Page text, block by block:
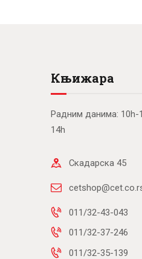
Књижара
Радним данима: 10h-
14h
Скадарска 45
011/32-43-043
011/32-37-246
011/32-35-139